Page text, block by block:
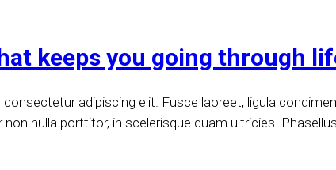
keeps you going through
adipiscing elit. Fusce laoreet, ligula
nulla porttitor, in scelerisque quam ultricies.